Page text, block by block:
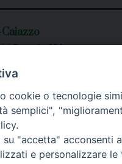
Coppola, 234
cookie o tecnologie
semplici",
su "accetta" acconsenti
e personalizzare